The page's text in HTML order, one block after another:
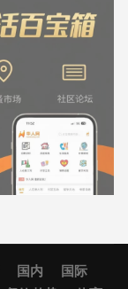
国内
国际